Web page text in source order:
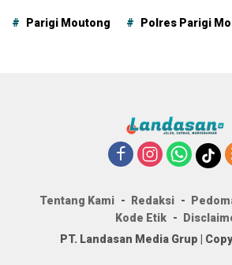
Parigi Moutong Polres Parigi
Tentang Kami Redaksi
Kode Etik
PT. Landasan Media Grup |